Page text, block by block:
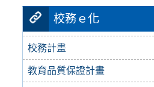
校務ｅ化
校務計畫
教育品質保證計畫